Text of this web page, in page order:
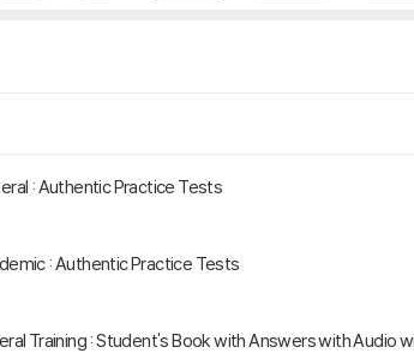
: Authentic Practice Tests
: Authentic Practice Tests
Training : Student's Book with Answers with Audio